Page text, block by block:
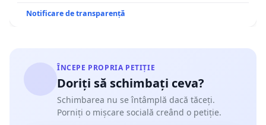
Notificare de transparență
ÎNCEPE PROPRIA PETIȚIE
Doriți să schimbați ceva?
Schimbarea nu se întâmplă dacă tăceți.
Porniți o mișcare socială creând o petiție.